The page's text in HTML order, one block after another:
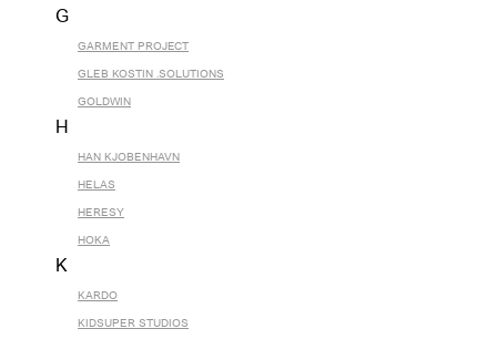
G
GARMENT PROJECT
GLEB KOSTIN .SOLUTIONS
GOLDWIN
H
HAN KJOBENHAVN
HELAS
HERESY
HOKA
K
KARDO
KIDSUPER STUDIOS